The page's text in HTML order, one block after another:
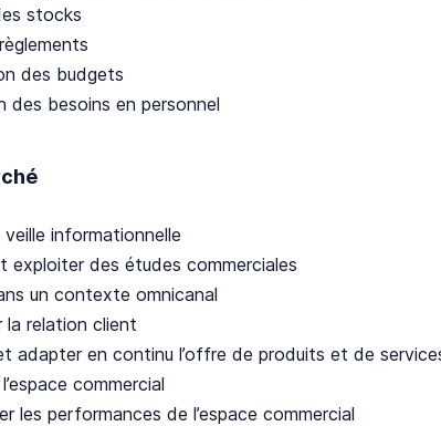
stocks
des budgets
des besoins en personnel
veille informationnelle
exploiter des études commerciales
un contexte omnicanal
la relation client
adapter en continu l’offre de produits et de
commercial
les performances de l’espace commercial